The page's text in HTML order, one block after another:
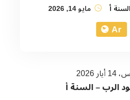
السنة أ مايو 14, 2026
Ar
2026
الرب – السنة أ